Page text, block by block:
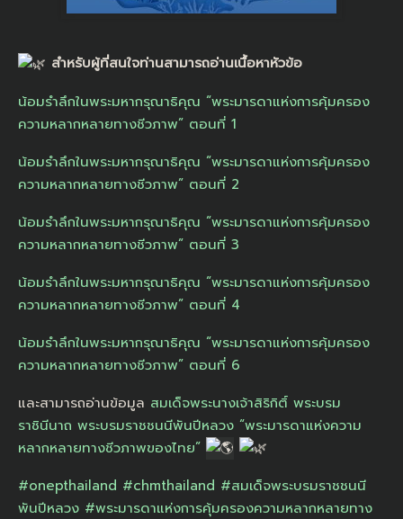
สำหรับผู้ที่สนใจท่านสามารถอ่านเนื้อหาหัวข้อ
น้อมรำลึกในพระมหากรุณาธิคุณ “พระมารดาแห่งการคุ้มครอง
ความหลากหลายทางชีวภาพ” ตอนที่ 1
น้อมรำลึกในพระมหากรุณาธิคุณ “พระมารดาแห่งการคุ้มครอง
ความหลากหลายทางชีวภาพ” ตอนที่ 2
น้อมรำลึกในพระมหากรุณาธิคุณ “พระมารดาแห่งการคุ้มครอง
ความหลากหลายทางชีวภาพ” ตอนที่ 3
น้อมรำลึกในพระมหากรุณาธิคุณ “พระมารดาแห่งการคุ้มครอง
ความหลากหลายทางชีวภาพ” ตอนที่ 4
น้อมรำลึกในพระมหากรุณาธิคุณ “พระมารดาแห่งการคุ้มครอง
ความหลากหลายทางชีวภาพ” ตอนที่ 6
และสามารถอ่านข้อมูล สมเด็จพระนางเจ้าสิริกิติ์ พระบรม
ราชินีนาถ พระบรมราชชนนีพันปีหลวง “พระมารดาแห่งความ
หลากหลายทางชีวภาพของไทย”
#onepthailand #chmthailand #สมเด็จพระบรมราชชนนี
พันปีหลวง #พระมารดาแห่งการคุ้มครองความหลากหลายทาง